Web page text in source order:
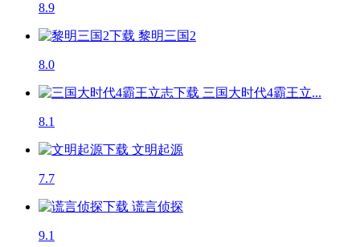
8.9
黎明三国2
8.0
三国大时代4霸王立...
8.1
文明起源
7.7
谎言侦探
9.1